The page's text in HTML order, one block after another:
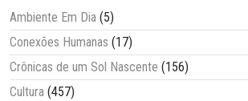
Ambiente Em Dia (5)
Conexões Humanas (17)
Crônicas de um Sol Nascente (156)
Cultura (457)